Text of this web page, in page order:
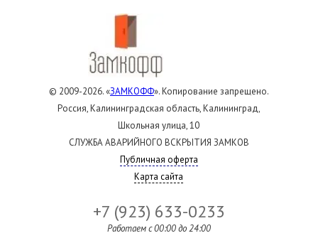
© 2009-2026. «ЗАМКОФФ». Копирование запрещено.
Россия, Калининградская область, Калининград,
Школьная улица, 10
СЛУЖБА АВАРИЙНОГО ВСКРЫТИЯ ЗАМКОВ
Публичная оферта
Карта сайта
+7 (923) 633-0233
Работаем c 00:00 до 24:00